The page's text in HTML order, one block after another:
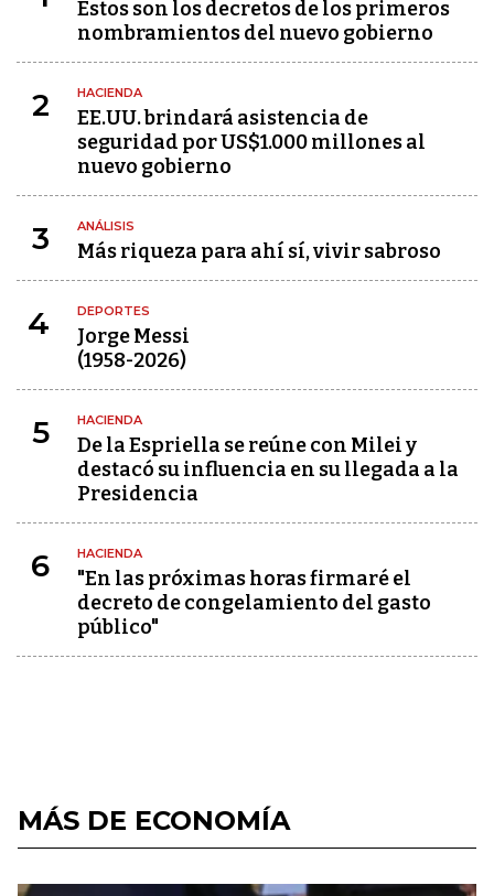
Estos son los decretos de los primeros
nombramientos del nuevo gobierno
2 HACIENDA
EE.UU. brindará asistencia de
seguridad por US$1.000 millones al
nuevo gobierno
3 ANÁLISIS
Más riqueza para ahí sí, vivir sabroso
4 DEPORTES
Jorge Messi
(1958-2026)
5 HACIENDA
De la Espriella se reúne con Milei y
destacó su influencia en su llegada a la
Presidencia
6 HACIENDA
"En las próximas horas firmaré el
decreto de congelamiento del gasto
público"
MÁS DE ECONOMÍA